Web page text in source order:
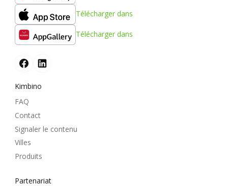
Télécharger dans
Télécharger dans
Kimbino
FAQ
Contact
Signaler le contenu
Villes
Produits
Partenariat